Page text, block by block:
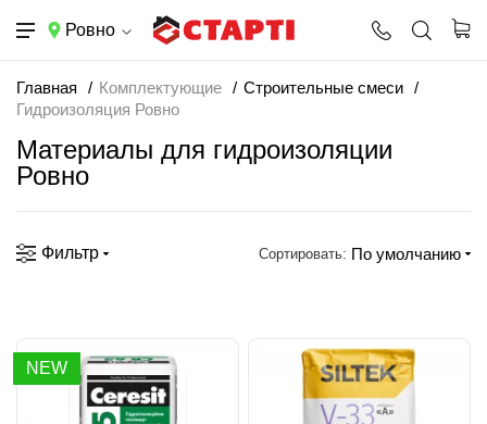
Ровно
Главная Комплектующие
Строительные смеси
Гидроизоляция Ровно
Материалы для гидроизоляции
Ровно
Фильтр Сортировать: По умолчанию
NEW